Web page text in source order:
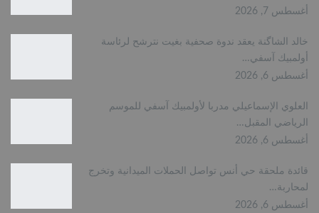
أغسطس 7, 2026
خالد الشاگنة يعقد ندوة صحفية بغيت نترشح لرئاسة
أولمبيك آسفي…
أغسطس 6, 2026
العلوي الإسماعيلي مدربا لأولمبيك آسفي للموسم
الرياضي المقبل…
أغسطس 6, 2026
قائدة ملحقة حي أنس تواصل الحملات الميدانية وتخرج
لمحاربة…
أغسطس 6, 2026